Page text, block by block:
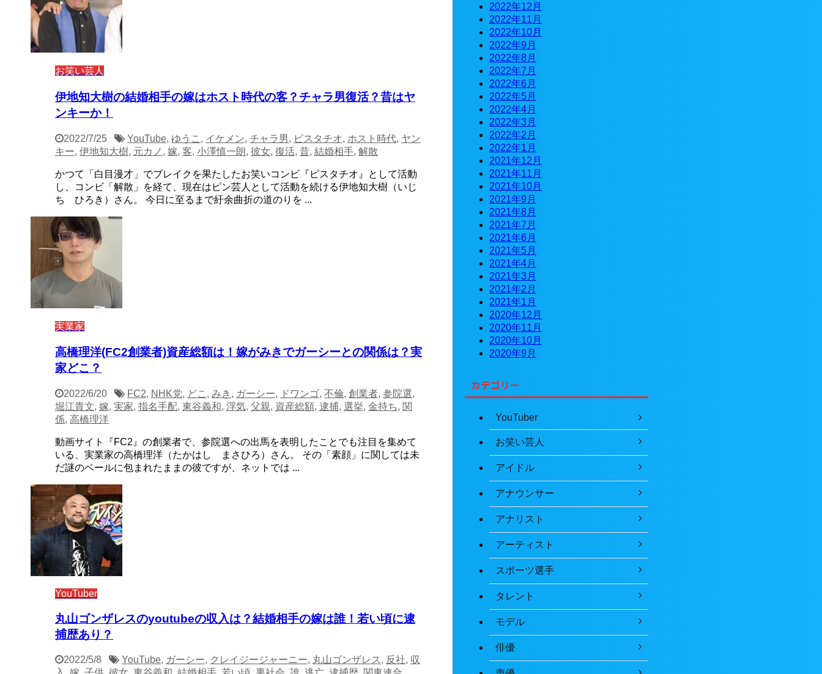
お笑い芸人
伊地知大樹の結婚相手の嫁はホスト時代の客？チャラ男復活？昔はヤ
ンキーか！
2022/7/25 YouTube, ゆうこ , イケメン, チャラ男, ピスタチオ, ホスト時代, ヤン
キー, 伊地知大樹, 元カノ , 嫁, 客, 小澤慎一朗, 彼女, 復活, 昔, 結婚相手, 解散
かつて「白目漫才」でブレイクを果たしたお笑いコンビ『ピスタチオ』として活動
し、コンビ「解散」を経て、現在はピン芸人として活動を続ける伊地知大樹（いじ
ち ひろき）さん。 今日に至るまで紆余曲折の道のりを ...
実業家
高橋理洋(FC2創業者)資産総額は！嫁がみきでガーシーとの関係は？実
家どこ？
2022/6/20 FC2, NHK党, どこ , みき , ガーシー, ドワンゴ, 不倫, 創業者, 参院選,
堀江貴文, 嫁, 実家, 指名手配, 東谷義和, 浮気, 父親, 資産総額, 逮捕, 選挙, 金持ち, 関
係, 高橋理洋
動画サイト『FC2』の創業者で、参院選への出馬を表明したことでも注目を集めて
いる、実業家の高橋理洋（たかはし まさひろ）さん。 その「素顔」に関しては未
だ謎のベールに包まれたままの彼ですが、ネットでは ...
YouTuber
丸山ゴンザレスのyoutubeの収入は？結婚相手の嫁は誰！若い頃に逮
捕歴あり？
2022/5/8 YouTube, ガーシー, クレイジージャーニー, 丸山ゴンザレス , 反社, 収
2022年12月
2022年11月
2022年10月
2022年9月
2022年8月
2022年7月
2022年6月
2022年5月
2022年4月
2022年3月
2022年2月
2022年1月
2021年12月
2021年11月
2021年10月
2021年9月
2021年8月
2021年7月
2021年6月
2021年5月
2021年4月
2021年3月
2021年2月
2021年1月
2020年12月
2020年11月
2020年10月
2020年9月
カテゴリー
YouTuber
お笑い芸人
アイドル
アナウンサー
アナリスト
アーティスト
スポーツ選手
タレント
モデル
俳優